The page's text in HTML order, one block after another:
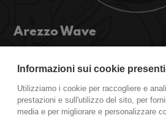
Arezzo Wave
Tante band che sfideranno
esserci, e voi?
Informazioni sui cookie
Utilizziamo i cookie per raccogliere e
prestazioni e sull'utilizzo del sito, per
media e per migliorare e personalizzare